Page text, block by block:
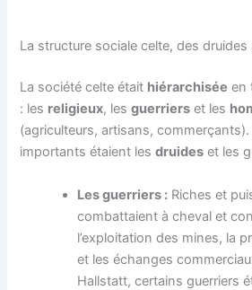
La structure sociale celte, des druides
La société celte était hiérarchisée en
: les religieux, lesguerriers et les
(agriculteurs, artisans,
importants étaient lesdruides et les
Les guerriers : Riches et
combattaient à cheval et
l’exploitation des mines, la
et les échanges
Hallstatt, certains guerriers